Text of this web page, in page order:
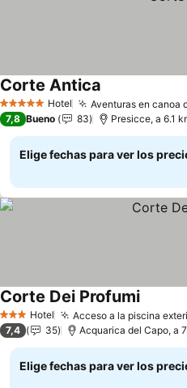
5 Estrellas Hotel Aventuras en canoa
Corte Antica
7,8 Bueno 83 Presicce, a 6.1
Elige fechas para ver los
3 Estrellas
Hotel Acceso a la piscina
Corte Dei Profumi
7,4 35 Acquarica del Capo, a
Elige fechas para ver los